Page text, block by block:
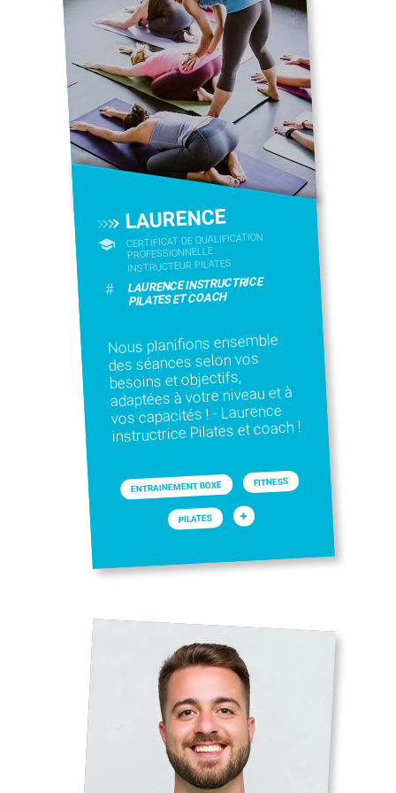
LAURENCE
CERTIFICAT DE QUALIFICATION
PROFESSIONNELLE
INSTRUCTEUR PILATES
# LAURENCE INSTRUCTRICE
PILATES ET COACH
Nous planifions ensemble
des séances selon vos
besoins et objectifs,
adaptées à votre niveau et à
vos capacités ! - Laurence
instructrice Pilates et coach !
ENTRAINEMENT BOXE FITNESS
PILATES +